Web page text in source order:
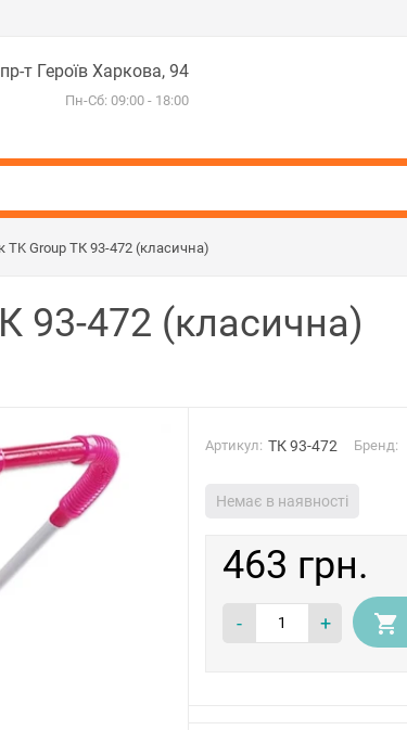
т Героїв Харкова, 94
Пн-Сб: 09:00 - 18:00
TK Group ТК 93-472 (класична)
93-472 (класична)
Артикул: ТК 93-472 Бренд:
Немає в наявності
463 грн.
- +